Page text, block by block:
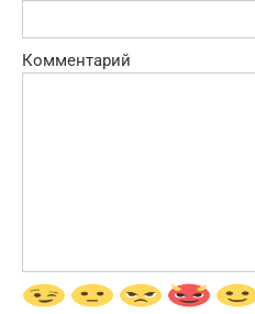
Комментарий